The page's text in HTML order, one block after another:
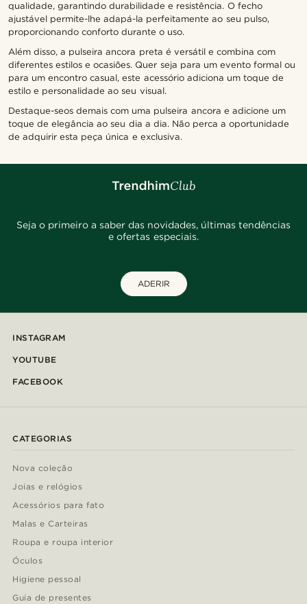
qualidade, garantindo durabilidade e resistência. O fecho
ajustável permite-lhe adapá-la perfeitamente ao seu pulso,
proporcionando conforto durante o uso.
Além disso, a pulseira ancora preta é versátil e combina com
diferentes estilos e ocasiões. Quer seja para um evento formal ou
para um encontro casual, este acessório adiciona um toque de
estilo e personalidade ao seu visual.
Destaque-seos demais com uma pulseira ancora e adicione um
toque de elegância ao seu dia a dia. Não perca a oportunidade
de adquirir esta peça única e exclusiva.
Seja o primeiro a saber das novidades, últimas tendências
e ofertas especiais.
ADERIR
INSTAGRAM
YOUTUBE
FACEBOOK
CATEGORIAS
Nova coleção
Joias e relógios
Acessórios para fato
Malas e Carteiras
Roupa e roupa interior
Óculos
Higiene pessoal
Guia de presentes